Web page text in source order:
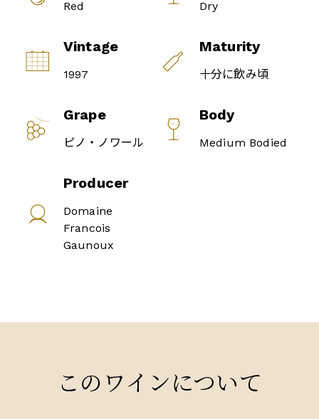
Red Dry
Vintage
1997
Maturity
十分に飲み頃
Grape
ピノ・ノワール
Body
Medium Bodied
Producer
Domaine
Francois
Gaunoux
このワインについて